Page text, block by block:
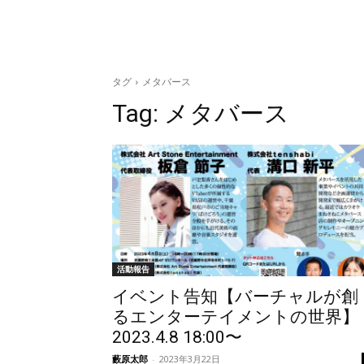
タグ メタバース
Tag: メタバース
活動報告
イベント告知【バーチャルが創
るエンターテイメントの世界】
2023.4.8 18:00〜
藪原太郎 - 2023年3月22日